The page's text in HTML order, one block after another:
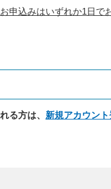
お申込みはいずれか1日で
る方は、 新規アカウン